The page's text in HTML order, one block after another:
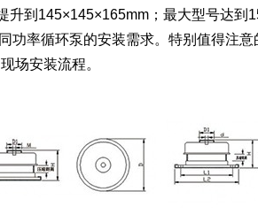
升到145×145×165mm；最大型号达到
功率循环泵的安装需求。特别值得注
场安装流程。